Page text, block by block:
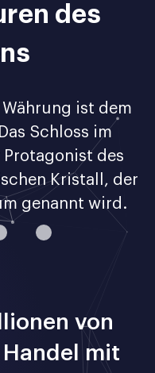
des
ist dem
Schloss im
Protagonist des
Kristall, der
genannt wird.
von
mit